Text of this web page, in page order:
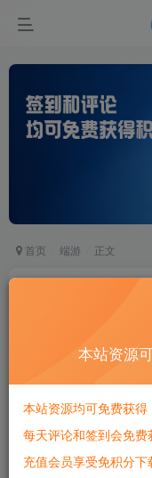
首页 端游 正文
奇迹S17单机版
六九网单
2个月前更新
此内容为付费资源，请
付费资源
本站资源
本站资源均可免费获得
每天评论和签到会免费
充值会员享受免积分下